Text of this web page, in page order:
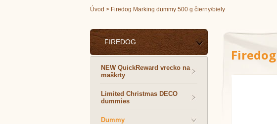
Úvod > Firedog Marking dummy 500 g čierny/biely
FIREDOG
NEW QuickReward vrecko na
maškrty
Limited Christmas DECO
dummies
Dummy